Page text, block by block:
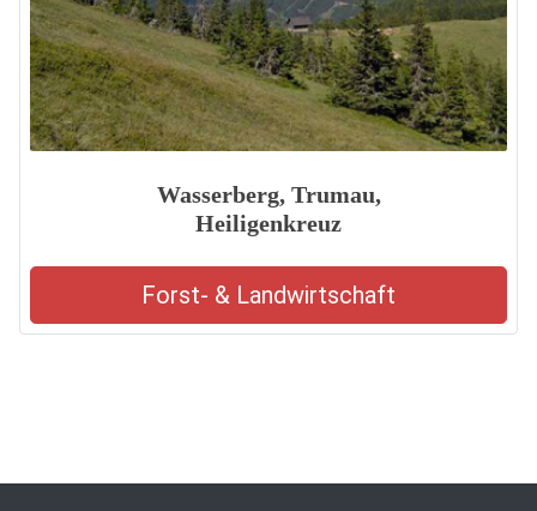
Wasserberg, Trumau,
Heiligenkreuz
Forst- & Landwirtschaft